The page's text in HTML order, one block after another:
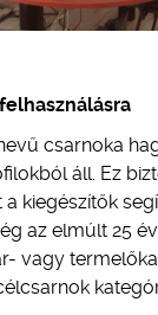
csarnoka
áll. Ez
kiegészítők
az elmúlt 25
vagy